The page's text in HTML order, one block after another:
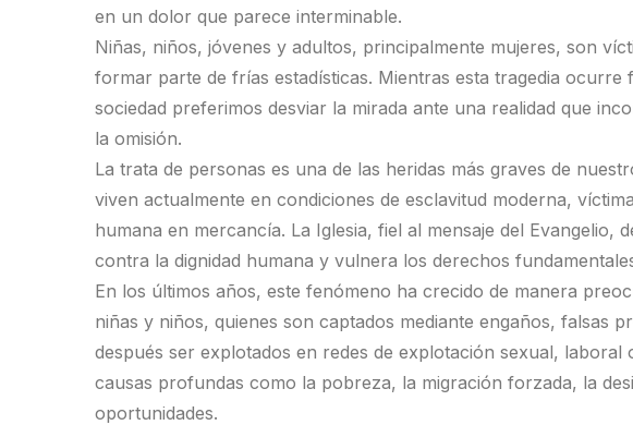
en un dolor que parece interminable.
Niñas, niños, jóvenes y adultos, principalmente mujeres, son
formar parte de frías estadísticas. Mientras esta tragedia
sociedad preferimos desviar la mirada ante una realidad que
la omisión.
La trata de personas es una de las heridas más graves de
viven actualmente en condiciones de esclavitud moderna,
humana en mercancía. La Iglesia, fiel al mensaje del Evangelio,
contra la dignidad humana y vulnera los derechos
En los últimos años, este fenómeno ha crecido de manera
niñas y niños, quienes son captados mediante engaños, falsas
después ser explotados en redes de explotación sexual, laboral
causas profundas como la pobreza, la migración forzada, la
oportunidades.